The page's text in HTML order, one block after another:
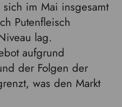
sich im Mai insgesamt
Putenfleisch
lag.
aufgrund
der Folgen der
was den Markt